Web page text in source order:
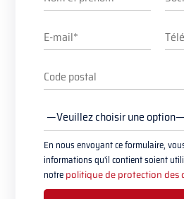
En nous envoyant ce formulaire,
informations qu'il contient soient
notrepolitique de protection des